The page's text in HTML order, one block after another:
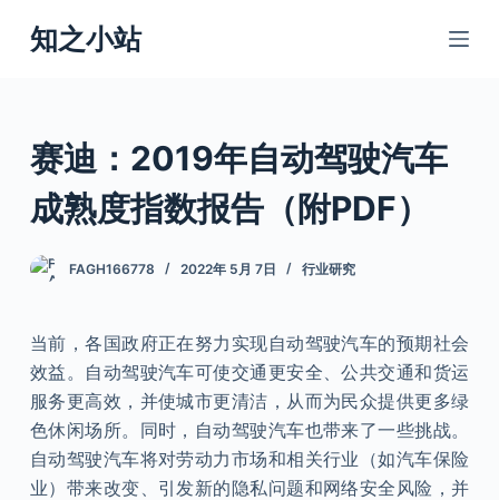
跳
过
知之小站
赛迪：2019年自动驾驶汽车
成熟度指数报告（附PDF）
FAGH166778 2022年 5月 7日 行业研究
当前，各国政府正在努力实现自动驾驶汽车的预期社会
效益。自动驾驶汽车可使交通更安全、公共交通和货运
服务更高效，并使城市更清洁，从而为民众提供更多绿
色休闲场所。同时，自动驾驶汽车也带来了一些挑战。
自动驾驶汽车将对劳动力市场和相关行业（如汽车保险
业）带来改变、引发新的隐私问题和网络安全风险，并